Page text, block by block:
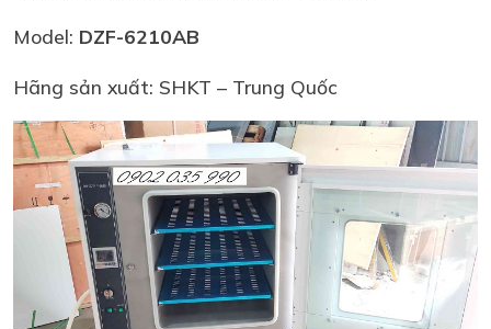
Model: DZF-6210AB
Hãng sản xuất: SHKT – Trung Quốc